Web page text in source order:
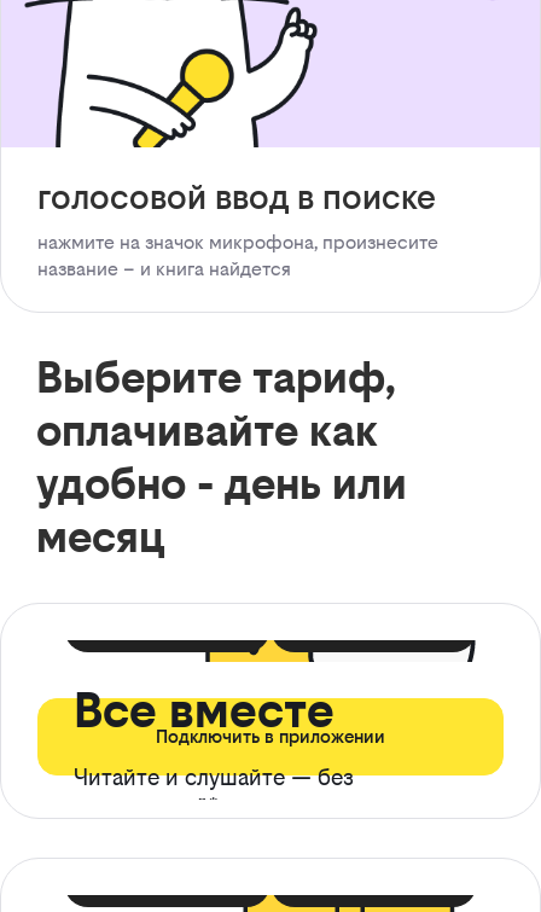
голосовой ввод в поиске
нажмите на значок микрофона, произнесите
название – и книга найдется
Выберите тариф,
оплачивайте как
удобно - день или
месяц
Все вместе
Читайте и слушайте — без
ограничений*
Подключить в приложении